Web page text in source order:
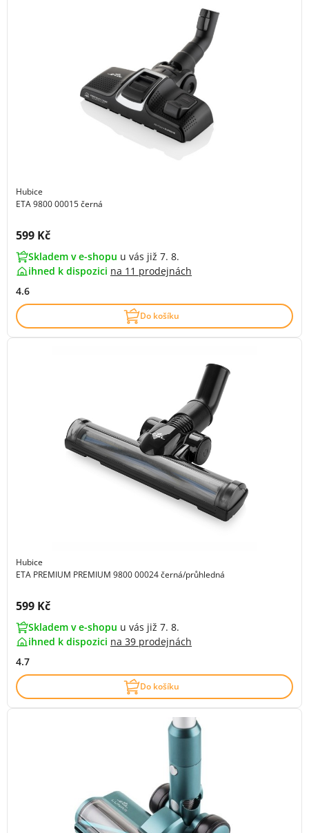
Hubice
ETA 9800 00015 černá
Cena s DPH:
599 Kč
Skladem v e-shopu u vás již 7. 8.
ihned k dispozici na 11 prodejnách
4.6
Do košíku
Hubice
ETA PREMIUM PREMIUM 9800 00024 černá/průhledná
Cena s DPH:
599 Kč
Skladem v e-shopu u vás již 7. 8.
ihned k dispozici na 39 prodejnách
4.7
Do košíku